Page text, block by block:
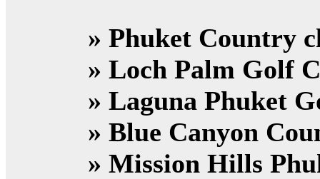
» Phuket Country
» Loch Palm Golf
» Laguna Phuket
» Blue Canyon
» Mission Hills